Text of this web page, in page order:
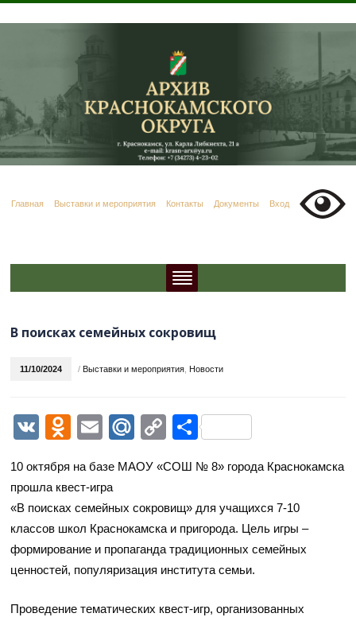
Главная Выставки и мероприятия Контакты Документы Вход
В поисках семейных сокровищ
11/10/2024 / Выставки и мероприятия Новости
VK Odnoklassniki
EmailMail.Ru
CopyОтправить
10 октября на базе МАОУ «СОШ № 8» города Краснокамска
прошла квест-игра
«В поисках семейных сокровищ» для учащихся 7-10
классов школ Краснокамска и пригорода. Цель игры –
формирование и пропаганда традиционных семейных
ценностей, популяризация института семьи.
Проведение тематических квест-игр, организованных